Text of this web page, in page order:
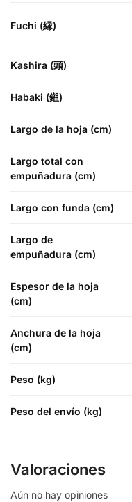
Fuchi (縁)
Kashira (頭)
Habaki (鎺)
Largo de la hoja (cm)
Largo total con
empuñadura (cm)
Largo con funda (cm)
Largo de
empuñadura (cm)
Espesor de la hoja
(cm)
Anchura de la hoja
(cm)
Peso (kg)
Peso del envío (kg)
Valoraciones
Aún no hay opiniones